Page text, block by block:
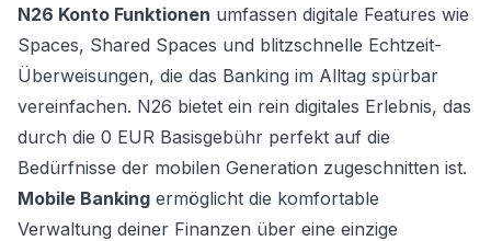
N26 Konto Funktionen umfassen digitale Features wie
Spaces, Shared Spaces und blitzschnelle Echtzeit-
Überweisungen, die das Banking im Alltag spürbar
vereinfachen. N26 bietet ein rein digitales Erlebnis, das
durch die 0 EUR Basisgebühr perfekt auf die
Bedürfnisse der mobilen Generation zugeschnitten ist.
Mobile Banking ermöglicht die komfortable
Verwaltung deiner Finanzen über eine einzige